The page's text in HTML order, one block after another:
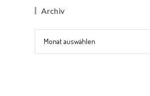
Archiv